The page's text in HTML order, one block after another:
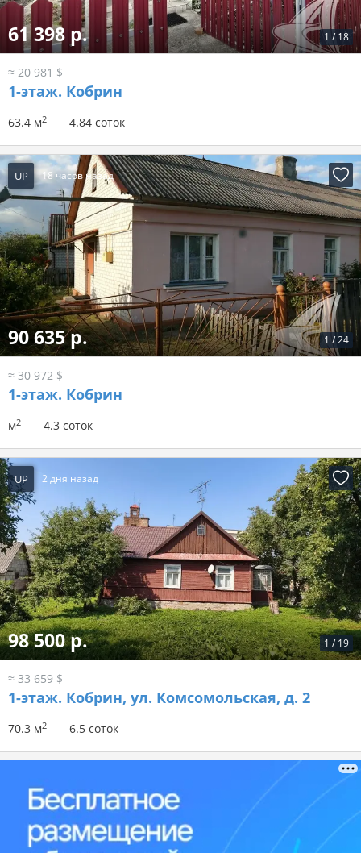
1 / 18
61 398 р.
≈ 20 981 $
1-этаж. Кобрин
63.4 м2 4.84 соток
UP 18 часов назад
1 /24
90 635 р.
≈ 30 972 $
1-этаж. Кобрин
м2 4.3 соток
UP 2 дня назад
1 / 19
98 500 р.
≈ 33 659 $
1-этаж. Кобрин, ул. Комсомольская, д. 2
70.3 м2 6.5 соток